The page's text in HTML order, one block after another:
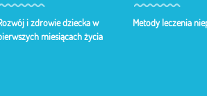
i zdrowie dziecka w
miesiącach życia
Metody leczenia